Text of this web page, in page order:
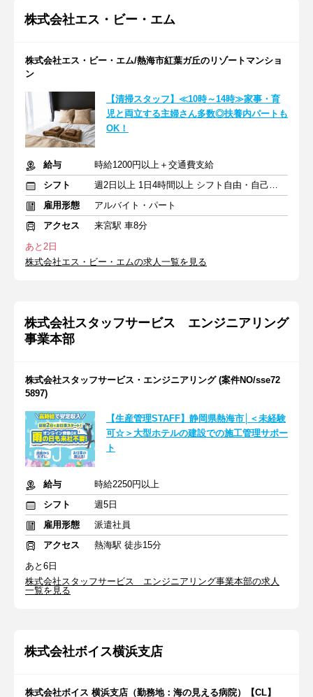
株式会社エス・ビー・エム
株式会社エス・ビー・エム/熱海市紅葉ガ丘のリゾートマンショ
ン
【清掃スタッフ】≪10時～14時≫家事・育
児と両立する主婦さん多数◎扶養内パートも
OK！
給与
時給1200円以上＋交通費支給
シフト
週2日以上 1日4時間以上 シフト自由・自己申告
雇用形態
アルバイト・パート
アクセス
来宮駅 車8分
あと2日
株式会社エス・ビー・エムの求人一覧を見る
株式会社スタッフサービス エンジニアリング
事業本部
株式会社スタッフサービス・エンジニアリング (案件NO/sse72
5897)
【生産管理STAFF】静岡県熱海市│＜未経験
可☆＞大型ホテルの建設での施工管理サポー
ト
給与
時給2250円以上
シフト
週5日
雇用形態
派遣社員
アクセス
熱海駅 徒歩15分
あと6日
株式会社スタッフサービス エンジニアリング事業本部の求人
一覧を見る
株式会社ボイス横浜支店
株式会社ボイス 横浜支店（勤務地：海の見える病院）【CL】